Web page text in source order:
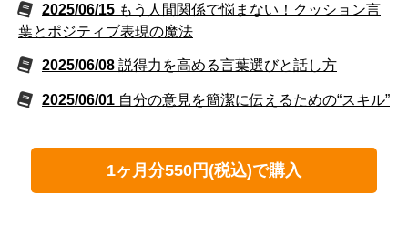
2025/06/15 もう人間関係で悩まない！クッション言
葉とポジティブ表現の魔法
2025/06/08 説得力を高める言葉選びと話し方
2025/06/01 自分の意見を簡潔に伝えるための“スキル”
1ヶ月分550円(税込)で購入